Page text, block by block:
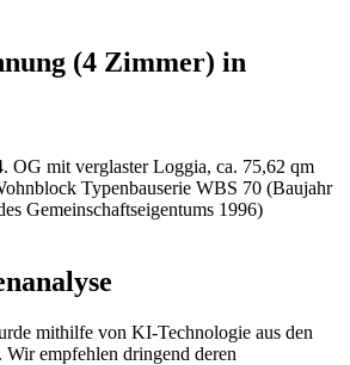
(4 Zimmer) in
OG mit verglaster Loggia, ca. 75,62 qm
Typenbauserie WBS 70 (Baujahr
Gemeinschaftseigentums 1996)
mithilfe von KI-Technologie aus den
empfehlen dringend deren